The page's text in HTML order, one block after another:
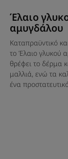
• Πέντε φυσικά
αμυγδαλέλαιο,
αβοκάντο.
• Χαρίζει
απαλά και
• Καθημερινό
αναμονής
Έλαιο
αμυγδάλου
Καταπραϋντικό
το Έλαιο γλυκού
θρέφει το δέρμα
μαλλιά, ενώ τα
ένα